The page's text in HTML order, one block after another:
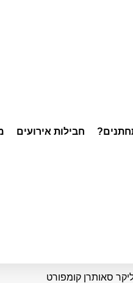
חבילות אירועים
סאותרן קומפורט